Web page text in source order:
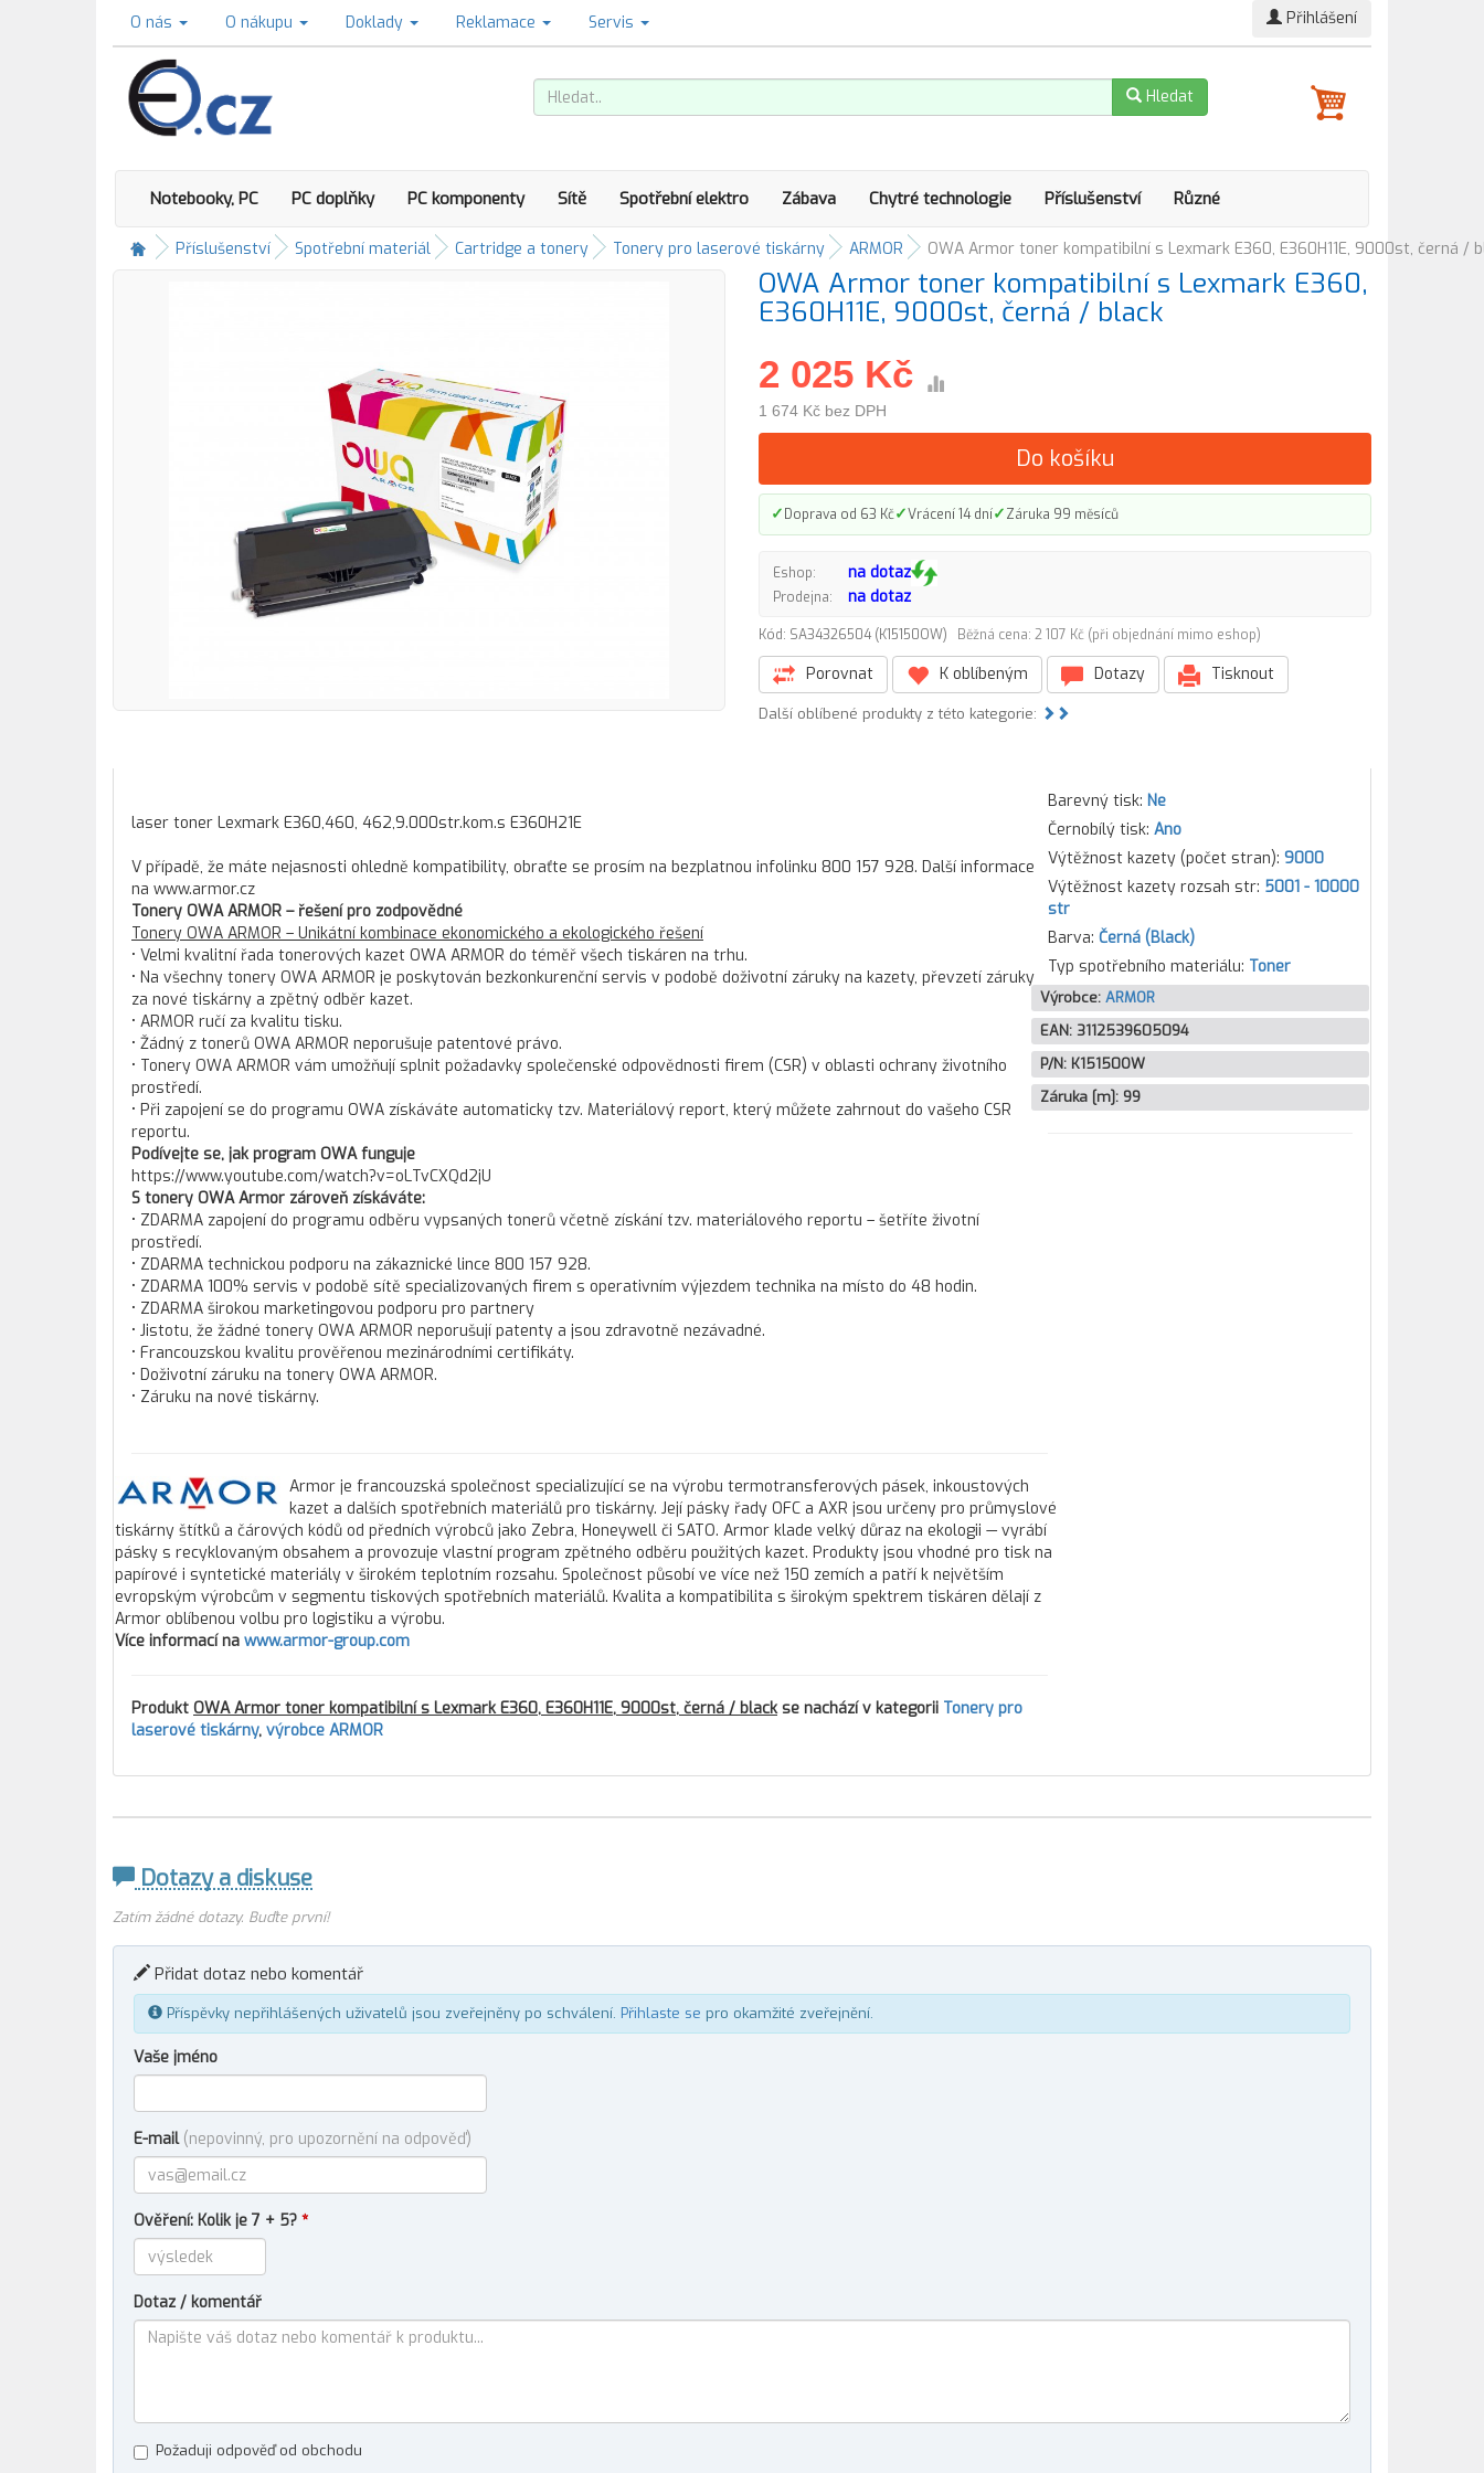
O nás O nákupu Doklady Reklamace Servis Přihlášení
Hledat
Notebooky, PC PC doplňky PC komponenty Sítě Spotřební elektro Zábava Chytré technologie Příslušenství Různé
Příslušenství Spotřební materiál Cartridge a tonery Tonery pro laserové tiskárny ARMOR OWA Armor toner kompatibilní s Lexmark E360, E360H11E, 9000st, černá /
OWA Armor toner kompatibilní s Lexmark E360,
E360H11E, 9000st, černá / black
2 025 Kč
1 674 Kč bez DPH
Do košíku
✓Doprava od 63 Kč✓Vrácení 14 dní✓Záruka 99 měsíců
Eshop: na dotaz
Prodejna: na dotaz
Kód: SA34326504 (K15150OW) Běžná cena: 2 107 Kč (při objednání mimo eshop)
Porovnat K oblíbeným Dotazy Tisknout
Další oblíbené produkty z této kategorie:
laser toner Lexmark E360,460, 462,9.000str.kom.s E360H21E
V případě, že máte nejasnosti ohledně kompatibility, obraťte se prosím na bezplatnou infolinku 800 157 928. Další informace
na www.armor.cz
Tonery OWA ARMOR – řešení pro zodpovědné
Tonery OWA ARMOR – Unikátní kombinace ekonomického a ekologického řešení
• Velmi kvalitní řada tonerových kazet OWA ARMOR do téměř všech tiskáren na trhu.
• Na všechny tonery OWA ARMOR je poskytován bezkonkurenční servis v podobě doživotní záruky na kazety, převzetí záruky
za nové tiskárny a zpětný odběr kazet.
• ARMOR ručí za kvalitu tisku.
• Žádný z tonerů OWA ARMOR neporušuje patentové právo.
• Tonery OWA ARMOR vám umožňují splnit požadavky společenské odpovědnosti firem (CSR) v oblasti ochrany životního
prostředí.
• Při zapojení se do programu OWA získáváte automaticky tzv. Materiálový report, který můžete zahrnout do vašeho CSR
reportu.
Podívejte se, jak program OWA funguje
https://www.youtube.com/watch?v=oLTvCXQd2jU
S tonery OWA Armor zároveň získáváte:
• ZDARMA zapojení do programu odběru vypsaných tonerů včetně získání tzv. materiálového reportu – šetříte životní
prostředí.
• ZDARMA technickou podporu na zákaznické lince 800 157 928.
• ZDARMA 100% servis v podobě sítě specializovaných firem s operativním výjezdem technika na místo do 48 hodin.
• ZDARMA širokou marketingovou podporu pro partnery
• Jistotu, že žádné tonery OWA ARMOR neporušují patenty a jsou zdravotně nezávadné.
• Francouzskou kvalitu prověřenou mezinárodními certifikáty.
• Doživotní záruku na tonery OWA ARMOR.
• Záruku na nové tiskárny.
Armor je francouzská společnost specializující se na výrobu termotransferových pásek, inkoustových
kazet a dalších spotřebních materiálů pro tiskárny. Její pásky řady OFC a AXR jsou určeny pro průmyslové
tiskárny štítků a čárových kódů od předních výrobců jako Zebra, Honeywell či SATO. Armor klade velký důraz na ekologii — vyrábí
pásky s recyklovaným obsahem a provozuje vlastní program zpětného odběru použitých kazet. Produkty jsou vhodné pro tisk na
papírové i syntetické materiály v širokém teplotním rozsahu. Společnost působí ve více než 150 zemích a patří k největším
evropským výrobcům v segmentu tiskových spotřebních materiálů. Kvalita a kompatibilita s širokým spektrem tiskáren dělají z
Armor oblíbenou volbu pro logistiku a výrobu.
Více informací na www.armor-group.com
Produkt OWA Armor toner kompatibilní s Lexmark E360, E360H11E, 9000st, černá / blackse nachází v kategorii Tonery pro
laserové tiskárny, výrobce ARMOR
Barevný tisk: Ne
Černobílý tisk: Ano
Výtěžnost kazety (počet stran): 9000
Výtěžnost kazety rozsah str: 5001 - 10000
str
Barva: Černá (Black)
Typ spotřebního materiálu: Toner
Výrobce: ARMOR
EAN: 3112539605094
P/N: K15150OW
Záruka [m]: 99
Dotazy a diskuse
Zatím žádné dotazy. Buďte první!
Přidat dotaz nebo komentář
Příspěvky nepřihlášených uživatelů jsou zveřejněny po schválení. Přihlaste se pro okamžité zveřejnění.
Vaše jméno
E-mail (nepovinný, pro upozornění na odpověď)
Ověření: Kolik je 7 + 5? *
Dotaz / komentář
Požaduji odpověď od obchodu